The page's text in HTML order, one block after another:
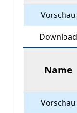
Vorschau
Download
Name
Vorschau